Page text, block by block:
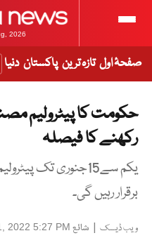
2026
صفحۂ اول تازہ ترین پاکستان دنیا
حکومت کا پیٹرولیم
رکھنے کا فیصلہ
یکم سے15جنوری تک
برقرار رہیں گی۔
ویب ڈیسک | شائع 2022 5:27 PM